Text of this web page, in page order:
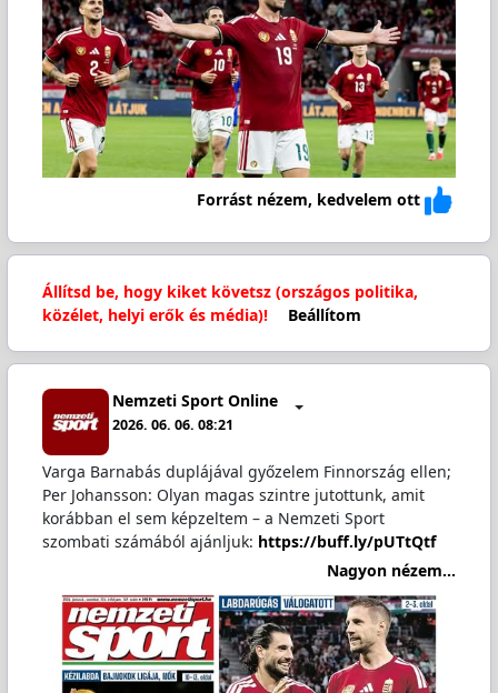
Forrást nézem, kedvelem ott
Állítsd be, hogy kiket követsz (országos politika,
közélet, helyi erők és média)!
Beállítom
Nemzeti Sport Online
2026. 06. 06. 08:21
Varga Barnabás duplájával győzelem Finnország ellen;
Per Johansson: Olyan magas szintre jutottunk, amit
korábban el sem képzeltem – a Nemzeti Sport
szombati számából ajánljuk: https://buff.ly/pUTtQtf
Nagyon nézem...